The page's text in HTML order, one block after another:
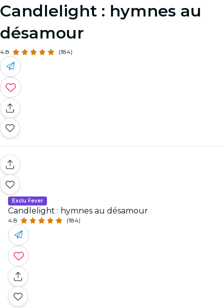
Candlelight : hymnes au
désamour
4.8 (184)
Exclu Fever
Candlelight : hymnes au désamour
4.8 (184)